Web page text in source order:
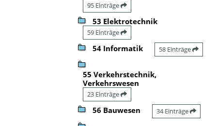
95 Einträge
53 Elektrotechnik
59 Einträge
54 Informatik 58 Einträge
55 Verkehrstechnik,
Verkehrswesen
23 Einträge
56 Bauwesen 34 Einträge